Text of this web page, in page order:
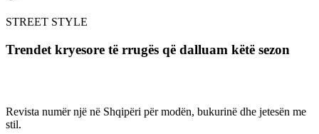
STREET STYLE
Trendet kryesore të rrugës që dalluam këtë sezon
Revista numër një në Shqipëri për modën, bukurinë dhe jetesën me
stil.